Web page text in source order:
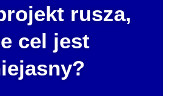
rusza,
cel jest